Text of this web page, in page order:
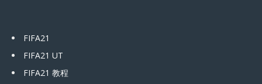
FIFA21
FIFA21 UT
FIFA21 教程